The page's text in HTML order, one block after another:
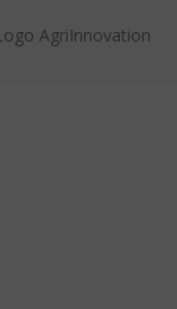
AgriInnovation